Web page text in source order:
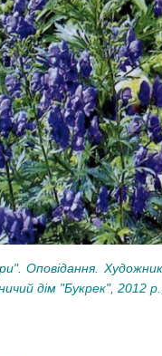
Оповідання.
дім "Букрек", 2012